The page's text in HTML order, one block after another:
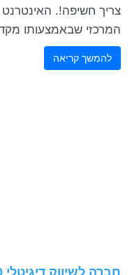
צריך חשיפה!.
המרכזי שבאמצעותו
להמשך קריאה